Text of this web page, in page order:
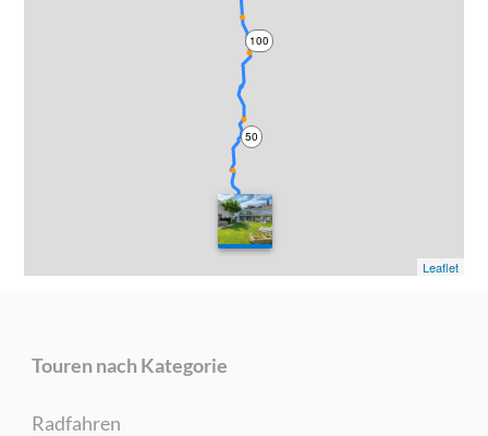
0
50
100
Leaflet
Touren nach Kategorie
Radfahren